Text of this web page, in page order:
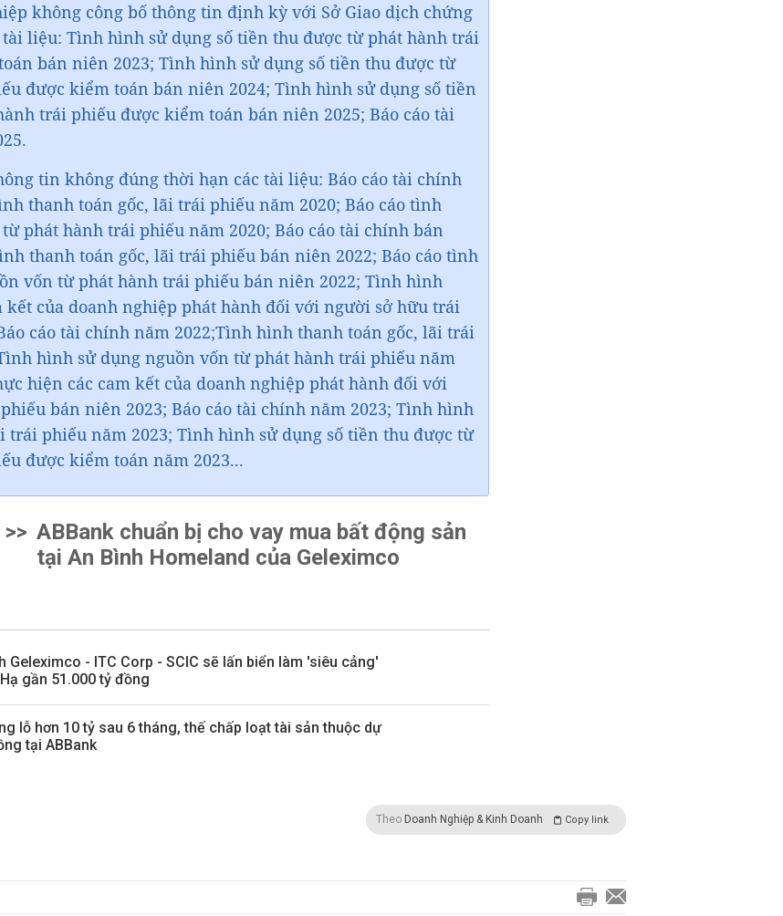
không công bố thông tin định kỳ với Sở Giao dịch chứng
tài liệu: Tình hình sử dụng số tiền thu được từ phát hành trái
bán niên 2023; Tình hình sử dụng số tiền thu được từ
được kiểm toán bán niên 2024; Tình hình sử dụng số tiền
trái phiếu được kiểm toán bán niên 2025; Báo cáo tài
tin không đúng thời hạn các tài liệu: Báo cáo tài chính
thanh toán gốc, lãi trái phiếu năm 2020; Báo cáo tình
phát hành trái phiếu năm 2020; Báo cáo tài chính bán
thanh toán gốc, lãi trái phiếu bán niên 2022; Báo cáo tình
vốn từ phát hành trái phiếu bán niên 2022; Tình hình
kết của doanh nghiệp phát hành đối với người sở hữu trái
cáo tài chính năm 2022;Tình hình thanh toán gốc, lãi trái
hình sử dụng nguồn vốn từ phát hành trái phiếu năm
hiện các cam kết của doanh nghiệp phát hành đối với
bán niên 2023; Báo cáo tài chính năm 2023; Tình hình
trái phiếu năm 2023; Tình hình sử dụng số tiền thu được từ
được kiểm toán năm 2023...
>> ABBank chuẩn bị cho vay mua bất động sản
tại An Bình Homeland của Geleximco
Geleximco - ITC Corp - SCIC sẽ lấn biển làm 'siêu cảng'
gần 51.000 tỷ đồng
lỗ hơn 10 tỷ sau 6 tháng, thế chấp loạt tài sản thuộc dự
tại ABBank
Theo Doanh Nghiệp & Kinh Doanh Copy link